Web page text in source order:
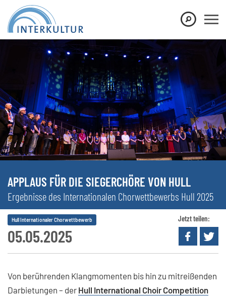
APPLAUS FÜR DIE SIEGERCHÖRE VON HULL
Ergebnisse des Internationalen Chorwettbewerbs Hull 2025
05.05.2025
Hull Internationaler Chorwettbewerb Jetzt teilen:
Von berührenden Klangmomenten bis hin zu mitreißenden
Darbietungen – der Hull International Choir Competition